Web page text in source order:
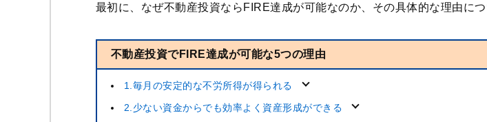
最初に、なぜ不動産投資ならFIRE達成が可能なのか、その具体的な理由につ
不動産投資でFIRE達成が可能な5つの理由
1.毎月の安定的な不労所得が得られる
2.少ない資金からでも効率よく資産形成ができる